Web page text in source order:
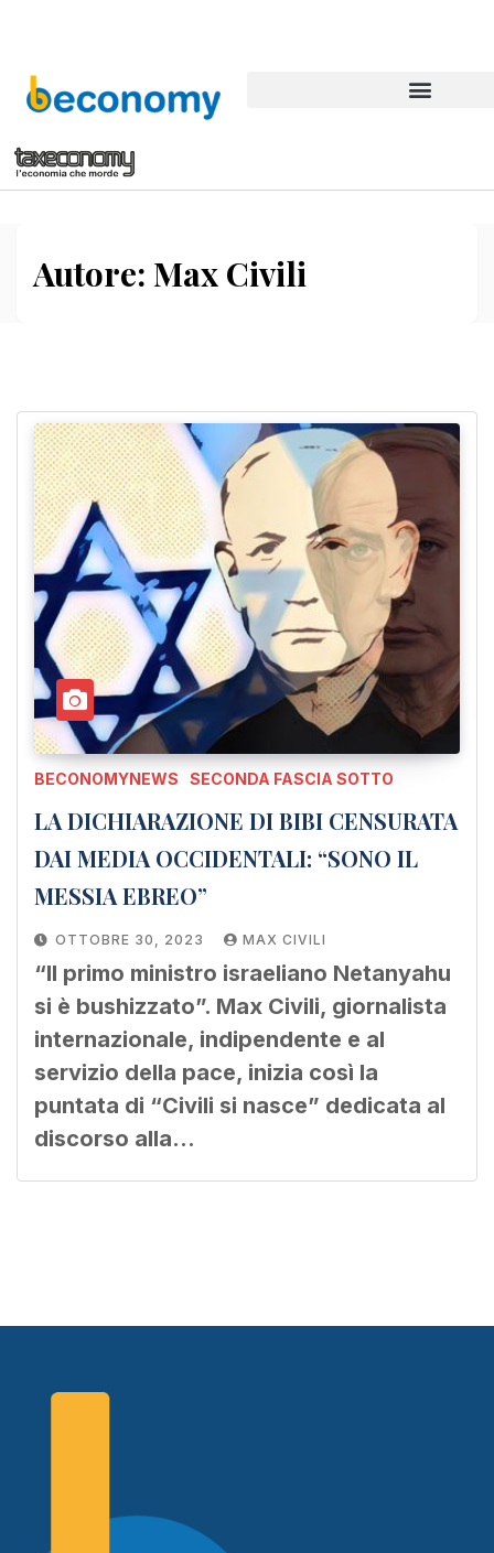
Autore: Max Civili
BECONOMYNEWS SECONDA FASCIA SOTTO
LA DICHIARAZIONE DI BIBI CENSURATA
DAI MEDIA OCCIDENTALI: “SONO IL
MESSIA EBREO”
OTTOBRE 30, 2023 MAX CIVILI
“Il primo ministro israeliano Netanyahu
si è bushizzato”. Max Civili, giornalista
internazionale, indipendente e al
servizio della pace, inizia così la
puntata di “Civili si nasce” dedicata al
discorso alla…